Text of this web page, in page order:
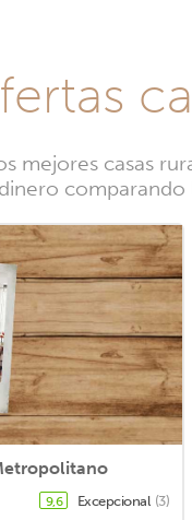
mejores casas
comparando
9,6 Excepcional (3)